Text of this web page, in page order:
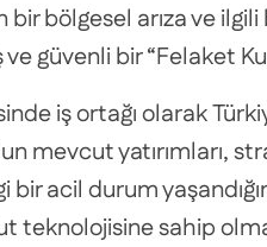
bölgesel arıza ve
güvenli bir “Felaket
iş ortağı olarak
mevcut yatırımları,
acil durum
teknolojisine sahip